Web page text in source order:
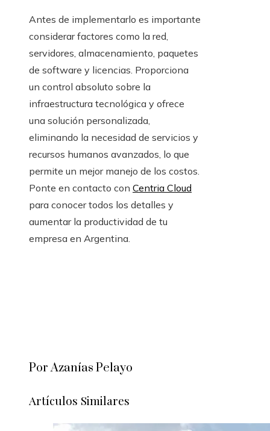
Antes de implementarlo es importante
considerar factores como la red,
servidores, almacenamiento, paquetes
de software y licencias. Proporciona
un control absoluto sobre la
infraestructura tecnológica y ofrece
una solución personalizada,
eliminando la necesidad de servicios y
recursos humanos avanzados, lo que
permite un mejor manejo de los costos.
Ponte en contacto con Centria Cloud
para conocer todos los detalles y
aumentar la productividad de tu
empresa en Argentina.
Por Azanías Pelayo
Artículos Similares